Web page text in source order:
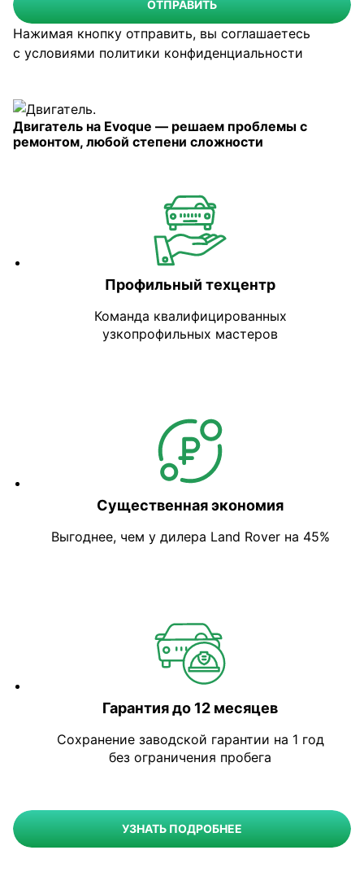
ОТПРАВИТЬ
Нажимая кнопку отправить, вы соглашаетесь
с условиями политики конфиденциальности
Двигатель на Evoque — решаем проблемы с
ремонтом, любой степени сложности
Профильный техцентр
Команда квалифицированных
узкопрофильных мастеров
Существенная экономия
Выгоднее, чем у дилера Land Rover на 45%
Гарантия до 12 месяцев
Сохранение заводской гарантии на 1 год
без ограничения пробега
УЗНАТЬ ПОДРОБНЕЕ